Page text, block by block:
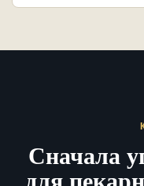
Сначала